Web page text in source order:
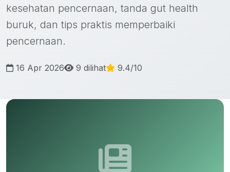
kesehatan pencernaan, tanda gut health
buruk, dan tips praktis memperbaiki
pencernaan.
16 Apr 2026 9 dilihat 9.4/10